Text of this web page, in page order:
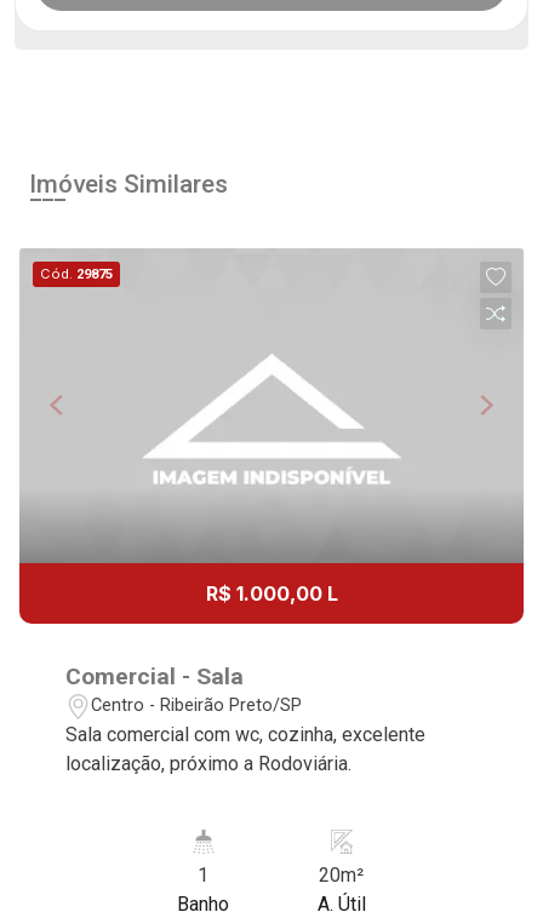
Imóveis Similares
Cód. 29875
R$ 1.000,00 L
Comercial - Sala
Centro - Ribeirão Preto/SP
Sala comercial com wc, cozinha, excelente
localização, próximo a Rodoviária.
1
Banho
20m²
A. Útil